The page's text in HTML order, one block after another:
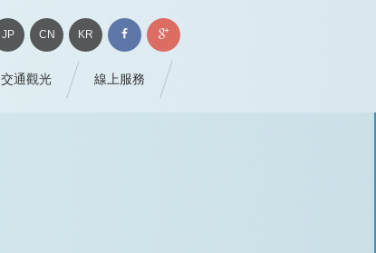
JP CN KR
交通觀光 線上服務